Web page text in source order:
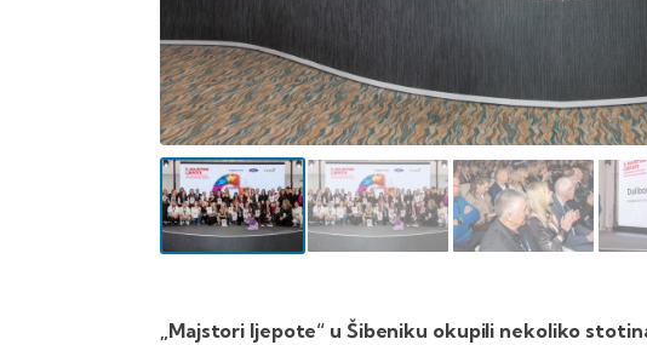
„Majstori ljepote“ u Šibeniku okupili nekoliko